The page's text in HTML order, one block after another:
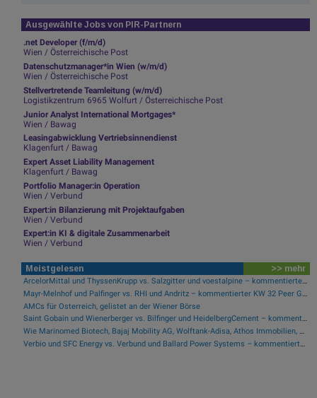
Ausgewählte Jobs von PIR-Partnern
.net Developer (f/m/d)
Wien / Österreichische Post
Datenschutzmanager*in Wien (w/m/d)
Wien / Österreichische Post
Stellvertretende Teamleitung (w/m/d)
Logistikzentrum 6965 Wolfurt / Österreichische Post
Junior Analyst International Mortgages*
Wien / Bawag
Leasingabwicklung Vertriebsinnendienst
Klagenfurt / Bawag
Expert Asset Liability Management
Klagenfurt / Bawag
Portfolio Manager:in Operation
Wien / Verbund
Expert:in Bilanzierung mit Projektaufgaben
Wien / Verbund
Expert:in KI & digitale Zusammenarbeit
Wien / Verbund
Meistgelesen >> mehr
ArcelorMittal und ThyssenKrupp vs. Salzgitter und voestalpine – kommentierter KW 32 Peer Group Watch Stahl
Mayr-Melnhof und Palfinger vs. RHI und Andritz – kommentierter KW 32 Peer Group Watch Zykliker Österreich
AMCs für Österreich, gelistet an der Wiener Börse
Saint Gobain und Wienerberger vs. Bilfinger und HeidelbergCement – kommentierter KW 32 Peer Group Watch Bau & Baustoffe
Wie Marinomed Biotech, Bajaj Mobility AG, Wolftank-Adisa, Athos Immobilien, Rosenbauer und Telekom Austria für Gesprächsstoff in Österreich sorgten
Verbio und SFC Energy vs. Verbund und Ballard Power Systems – kommentierter KW 32 Peer Group Watch Energie